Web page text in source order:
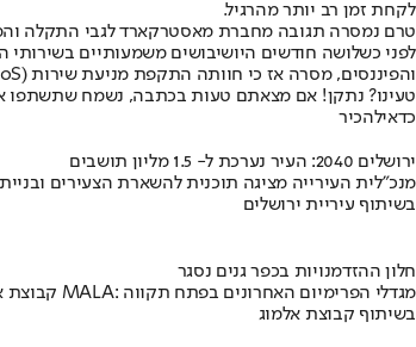
לקחת זמן רב יותר מהרגיל.
טרם נמסרה תגובה מחברת מאסטרקארד לגבי התקלה
לפני כשלושה חודשים היושיבושים משמעותיים בשירותי
והפיננסים, מסרה אז כי חוותה התקפת מניעת שירות (DDoS) אשר גרמה לשיבושים במערכות הסליקה שלה
טעינו? נתקן! אם מצאתם טעות בכתבה, נשמח שתשתפו
כדאילהכיר
ירושלים 2040: העיר נערכת ל- 1.5 מליון תושבים
מנכ"לית העירייה מציגה תוכנית להשארת הצעירים
בשיתוף עיריית ירושלים
חלון ההזדמנויות בכפר גנים נסגר
קבוצת אלמוג מציגה את פרויקט MALA: מגדלי הפרימיום האחרונים בפתח תקווה
בשיתוף קבוצת אלמוג